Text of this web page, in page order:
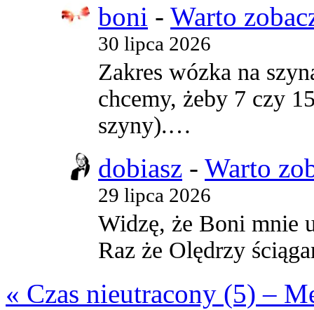
boni - Warto
30 lipca 2026
Zakres wózka na
chcemy, żeby 7 czy
szyny).…
dobiasz - Warto
29 lipca 2026
Widzę, że Boni mnie
Raz że Olędrzy
« Czas nieutracony (5) –